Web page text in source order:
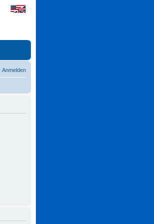
Anmelden